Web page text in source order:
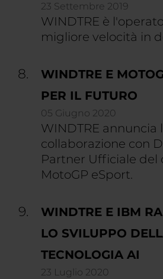
23 Settembre 2019
WINDTRE è
migliore velocità in
WINDTRE E
PER IL FUTURO
05 Giugno 2020
WINDTRE annuncia
collaborazione con
Partner Ufficiale del
MotoGP eSport.
WINDTRE E IBM
LO SVILUPPO
TECNOLOGIA AI
23 Luglio 2020